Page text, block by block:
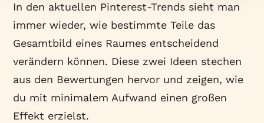
In den aktuellen Pinterest-Trends sieht man
immer wieder, wie bestimmte Teile das
Gesamtbild eines Raumes entscheidend
verändern können. Diese zwei Ideen stechen
aus den Bewertungen hervor und zeigen, wie
du mit minimalem Aufwand einen großen
Effekt erzielst.